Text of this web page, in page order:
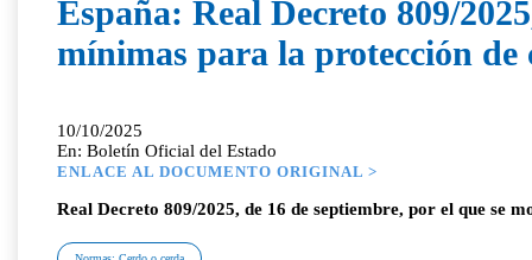
España: Real Decreto 809/
mínimas para la protección de
10/10/2025
En: Boletín Oficial del Estado
ENLACE AL DOCUMENTO ORIGINAL >
Real Decreto 809/2025, de 16 de septiembre, por el que se